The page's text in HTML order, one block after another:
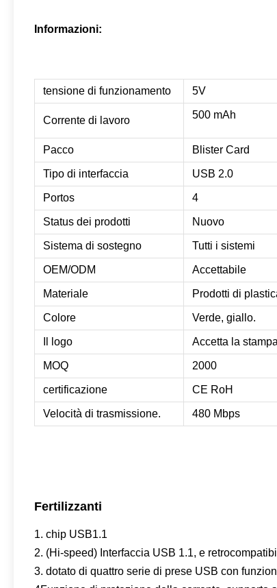
Informazioni:
tensione di funzionamento 5V
Corrente di lavoro 500 mAh
Pacco Blister Card
Tipo di interfaccia USB 2.0
Portos 4
Status dei prodotti Nuovo
Sistema di sostegno Tutti i sistemi
OEM/ODM Accettabile
Materiale Prodotti di
Colore Verde, giallo.
Il logo Accetta la
MOQ 2000
certificazione CE RoH
Velocità di trasmissione. 480 Mbps
Fertilizzanti
1. chip USB1.1
2. (Hi-speed) Interfaccia USB 1.1, e
3. dotato di quattro serie di prese USB con